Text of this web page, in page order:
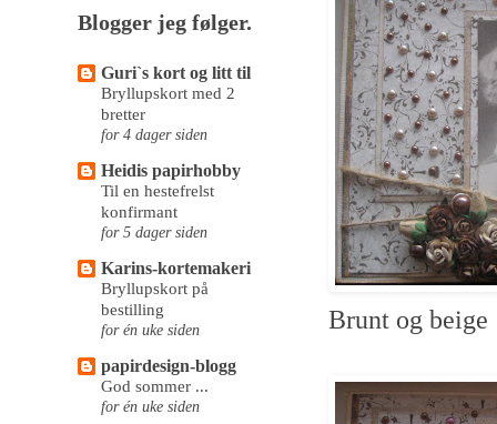
Brunt og beige
Blogger jeg følger.
Guri`s kort og litt til
Bryllupskort med 2
bretter
for 4 dager siden
Heidis papirhobby
Til en hestefrelst
konfirmant
for 5 dager siden
Karins-kortemakeri
Bryllupskort på
bestilling
for én uke siden
papirdesign-blogg
God sommer ...
for én uke siden